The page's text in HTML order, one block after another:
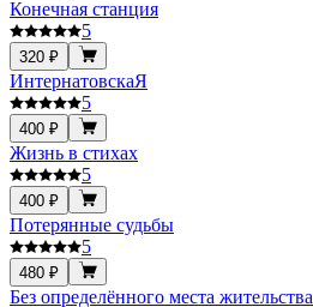
Конечная станция
5
320 ₽
ИнтернатовскаЯ
5
400 ₽
Жизнь в стихах
5
400 ₽
Потерянные судьбы
5
480 ₽
Без определённого места жительства